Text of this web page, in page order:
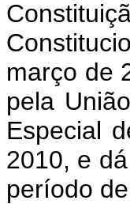
março de
pela
Especial
2010, e
período